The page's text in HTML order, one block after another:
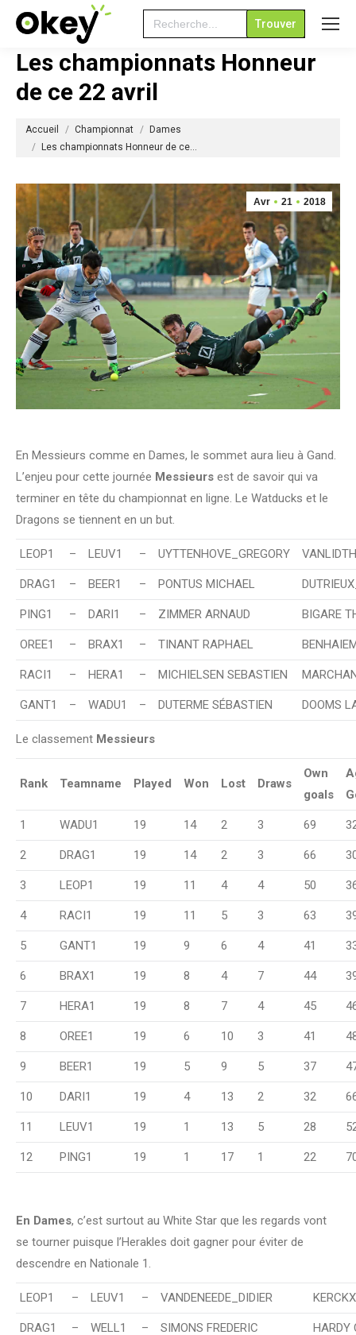
Search
for:
Les championnats Honneur
de ce 22 avril
Accueil Championnat
Dames
Les championnats Honneur de ce…
Avr 21 2018
En Messieurs comme en Dames, le sommet aura lieu à Gand.
L’enjeu pour cette journée Messieurs est de savoir qui va
terminer en tête du championnat en ligne. Le Watducks et le
Dragons se tiennent en un but.
LEOP1 – LEUV1 – UYTTENHOVE_GREGORY
DRAG1 – BEER1 – PONTUS MICHAEL
PING1 – DARI1 – ZIMMER ARNAUD BIGARE
OREE1 – BRAX1 – TINANT RAPHAEL
RACI1 – HERA1 – MICHIELSEN SEBASTIEN
GANT1 – WADU1 – DUTERME SÉBASTIEN DOOMS
Le classement Messieurs
Rank Teamname Played Won Lost Draws
Own
goals
1 WADU1 19 14 2 3 69
2 DRAG1 19 14 2 3 66
3 LEOP1 19 11 4 4 50
4 RACI1 19 11 5 3 63
5 GANT1 19 9 6 4 41
6 BRAX1 19 8 4 7 44
7 HERA1 19 8 7 4 45
8 OREE1 19 6 10 3 41
9 BEER1 19 5 9 5 37
10 DARI1 19 4 13 2 32
11 LEUV1 19 1 13 5 28
12 PING1 19 1 17 1 22
En Dames, c’est surtout au White Star que les regards vont
se tourner puisque l’Herakles doit gagner pour éviter de
descendre en Nationale 1.
LEOP1 – LEUV1 – VANDENEEDE_DIDIER
DRAG1 – WELL1 – SIMONS FREDERIC HARDY